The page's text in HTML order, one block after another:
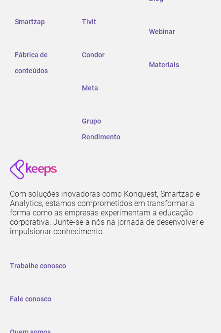
Smartzap
Fábrica de
conteúdos
Tivit
Condor
Meta
Grupo
Rendimento
Webinar
Materiais
Com soluções inovadoras como Konquest, Smartzap e
Analytics, estamos comprometidos em transformar a
forma como as empresas experimentam a educação
corporativa. Junte-se a nós na jornada de desenvolver e
impulsionar conhecimento.
Trabalhe conosco
Fale conosco